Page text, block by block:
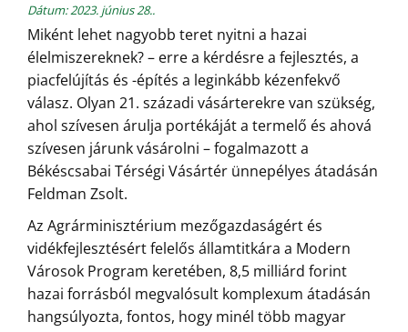
Dátum:2023. június 28..
Miként lehet nagyobb teret nyitni a hazai
élelmiszereknek? – erre a kérdésre a fejlesztés, a
piacfelújítás és -építés a leginkább kézenfekvő
válasz. Olyan 21. századi vásárterekre van szükség,
ahol szívesen árulja portékáját a termelő és ahová
szívesen járunk vásárolni – fogalmazott a
Békéscsabai Térségi Vásártér ünnepélyes átadásán
Feldman Zsolt.
Az Agrárminisztérium mezőgazdaságért és
vidékfejlesztésért felelős államtitkára a Modern
Városok Program keretében, 8,5 milliárd forint
hazai forrásból megvalósult komplexum átadásán
hangsúlyozta, fontos, hogy minél több magyar